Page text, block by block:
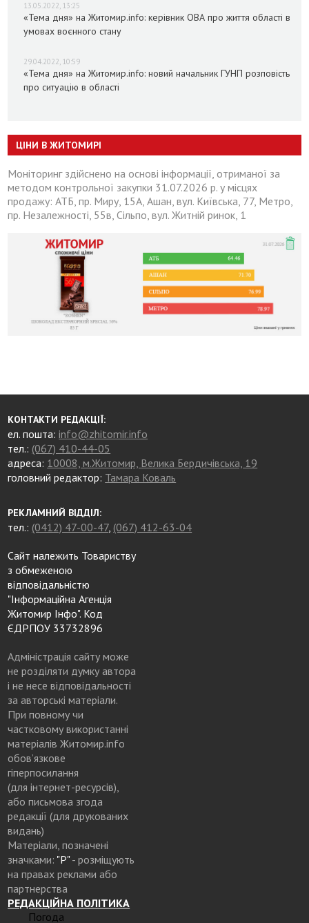
13.05.2022, 13:25
«Тема дня» на Житомир.info: керівник ОВА про життя області в
умовах воєнного стану
29.04.2022, 10:59
«Тема дня» на Житомир.info: новий начальник ГУНП розповість
про ситуацію в області
ЦІНИ В ЖИТОМИРІ
Моніторинг здійснено на основі інформації, отриманої за
методом контрольної закупки 31.07.2026 р. у місцях
продажу: АТБ, пр. Миру, 15А, Ашан, вул. Київська, 77, Метро,
пр. Незалежності, 55в, Сільпо, вул. Житній ринок, 1
КОНТАКТИ РЕДАКЦІЇ:
ел. пошта:info@zhitomir.info
тел.: (067) 410-44-05
адреса: 10008, м.Житомир, Велика Бердичівська, 19
головний редактор: Тамара Коваль
РЕКЛАМНИЙ ВІДДІЛ:
тел.: (0412) 47-00-47, (067) 412-63-04
Сайт належить Товариству
з обмеженою
відповідальністю
"Інформаційна Агенція
Житомир Інфо". Код
ЄДРПОУ 33732896
Адміністрація сайту може
не розділяти думку автора
і не несе відповідальності
за авторські матеріали.
При повному чи
частковому використанні
матеріалів Житомир.info
обов’язкове
гіперпосилання
(для інтернет-ресурсів),
або письмова згода
редакції (для друкованих
видань)
Матеріали, позначені
значками: "Р"- розміщують
на правах реклами або
партнерства
РЕДАКЦІЙНА ПОЛІТИКА
Погода